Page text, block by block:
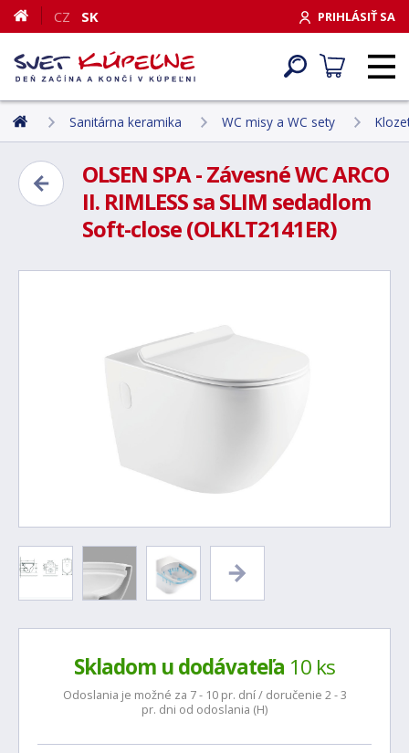
PRIHLÁSIŤ SA
CZ SK
Sanitárna keramika WC misy a WC sety
OLSEN SPA - Závesné WC ARCO
II. RIMLESS sa SLIM sedadlom
Soft-close (OLKLT2141ER)
Skladom u dodávateľa 10 ks
Odoslania je možné za 7 - 10 pr. dní / doručenie 2 - 3
pr. dni od odoslania (H)